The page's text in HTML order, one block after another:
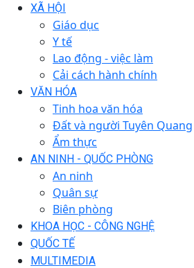
XÃ HỘI
Giáo dục
Y tế
Lao động - việc làm
Cải cách hành chính
VĂN HÓA
Tinh hoa văn hóa
Đất và người Tuyên Quang
Ẩm thực
AN NINH - QUỐC PHÒNG
An ninh
Quân sự
Biên phòng
KHOA HỌC - CÔNG NGHỆ
QUỐC TẾ
MULTIMEDIA